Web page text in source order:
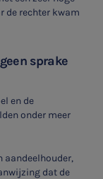
de rechter kwam
sprake
en de
onder meer
aandeelhouder,
dat de